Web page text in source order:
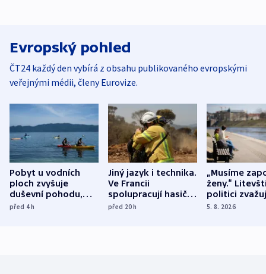
Evropský pohled
ČT24 každý den vybírá z obsahu publikovaného evropskými
veřejnými médii, členy Eurovize.
Pobyt u vodních
ploch zvyšuje
duševní pohodu,
ukázala
před 4h
Jiný jazyk i technika.
Ve Francii
spolupracují hasiči z
různých zemí
před 20h
„Musíme
ženy.“
politici
dohodu o
5. 8. 2026